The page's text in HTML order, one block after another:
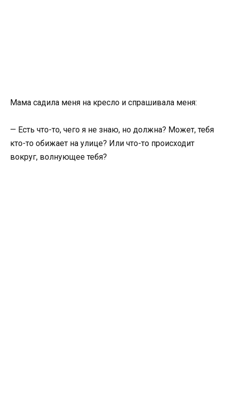
Мама садила меня на кресло и спрашивала меня:
— Есть что-то, чего я не знаю, но должна? Может, тебя
кто-то обижает на улице? Или что-то происходит
вокруг, волнующее тебя?